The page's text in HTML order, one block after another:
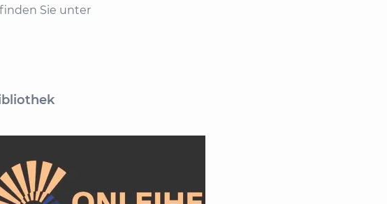
Sie unter